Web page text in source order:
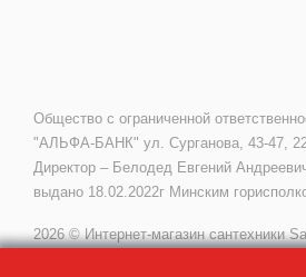
Общество с ограниченной
"АЛЬФА-БАНК" ул. Сурганова, 43-47,
Директор – Белодед Евгений
выдано 18.02.2022г Минским
2026 © Интернет-магазин сантехники